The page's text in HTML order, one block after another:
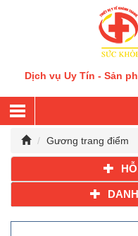
Dịch vụ Uy Tín - Sản
Gương trang điểm